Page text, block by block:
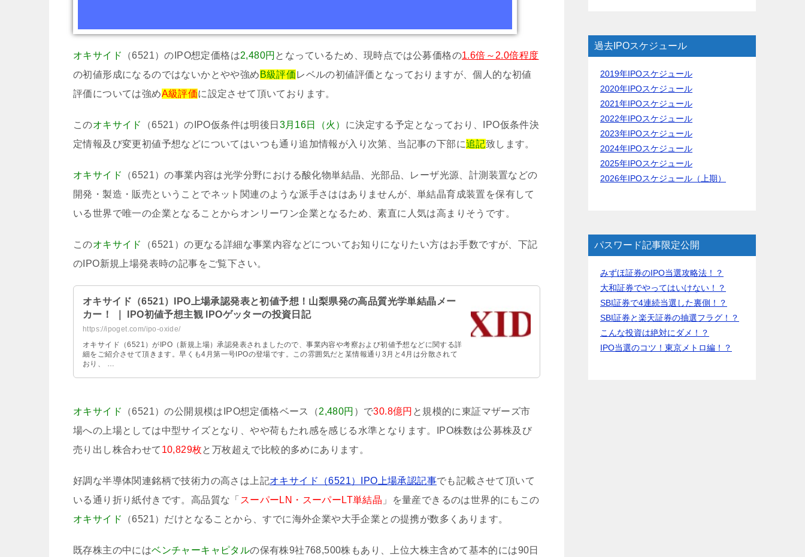
オキサイド （6521）のIPO想定価格は2,480円 となっているため、現時点では公募価格の1.6倍～2.0倍程度
の初値形成になるのではないかとやや強め B級評価レベルの初値評価となっておりますが、個人的な初値
評価については強めA級評価に設定させて頂いております。
このオキサイド （6521）のIPO仮条件は明後日 3月16日（火） に決定する予定となっており、IPO仮条件決
定情報及び変更初値予想などについてはいつも通り追加情報が入り次第、当記事の下部に追記致します。
オキサイド
（6521）の事業内容は光学分野における酸化物単結晶、光部品、レーザ光源、計測装置などの
開発・製造・販売ということでネット関連のような派手さははありませんが、単結晶育成装置を保有して
いる世界で唯一の企業となることからオンリーワン企業となるため、素直に人気は高まりそうです。
このオキサイド
（6521）の更なる詳細な事業内容などについてお知りになりたい方はお手数ですが、下記
のIPO新規上場発表時の記事をご覧下さい。
オキサイド（6521）IPO上場承認発表と初値予想！山梨県発の高品質光学単結晶メー
カー！ ｜ IPO初値予想主観 IPOゲッターの投資日記
https://ipoget.com/ipo-oxide/
オキサイド（6521）がIPO（新規上場）承認発表されましたので、事業内容や考察および初値予想などに関する詳
細をご紹介させて頂きます。早くも4月第一号IPOの登場です。この雰囲気だと某情報通り3月と4月は分散されて
おり、 …
オキサイド （6521）の公開規模はIPO想定価格ベース（2,480円 ）で30.8億円 と規模的に東証マザーズ市
場への上場としては中型サイズとなり、やや荷もたれ感を感じる水準となります。IPO株数は公募株及び
売り出し株合わせて 10,829枚と万枚超えで比較的多めにあります。
好調な半導体関連銘柄で技術力の高さは上記オキサイド（6521）IPO上場承認記事でも記載させて頂いて
いる通り折り紙付きです。高品質な「 スーパーLN・スーパーLT単結晶 」を量産できるのは世界的にもこの
オキサイド
（6521）だけとなることから、すでに海外企業や大手企業との提携が数多くあります。
既存株主の中にはベンチャーキャピタルの保有株9社768,500株もあり、上位大株主含めて基本的には90日
過去IPOスケジュール
2019年IPOスケジュール
2020年IPOスケジュール
2021年IPOスケジュール
2022年IPOスケジュール
2023年IPOスケジュール
2024年IPOスケジュール
2025年IPOスケジュール
2026年IPOスケジュール（上期）
パスワード記事限定公開
みずほ証券のIPO当選攻略法！？
大和証券でやってはいけない！？
SBI証券で4連続当選した裏側！？
SBI証券と楽天証券の抽選フラグ！？
こんな投資は絶対にダメ！？
IPO当選のコツ！東京メトロ編！？